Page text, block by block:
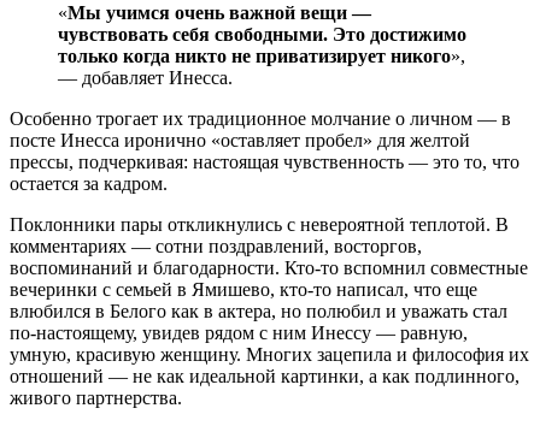
«Мы учимся очень важной вещи —
чувствовать себя свободными. Это достижимо
только когда никто не приватизирует никого»,
— добавляет Инесса.
Особенно трогает их традиционное молчание о личном — в
посте Инесса иронично «оставляет пробел» для желтой
прессы, подчеркивая: настоящая чувственность — это то, что
остается за кадром.
Поклонники пары откликнулись с невероятной теплотой. В
комментариях — сотни поздравлений, восторгов,
воспоминаний и благодарности. Кто-то вспомнил совместные
вечеринки с семьей в Ямишево, кто-то написал, что еще
влюбился в Белого как в актера, но полюбил и уважать стал
по-настоящему, увидев рядом с ним Инессу — равную,
умную, красивую женщину. Многих зацепила и философия их
отношений — не как идеальной картинки, а как подлинного,
живого партнерства.